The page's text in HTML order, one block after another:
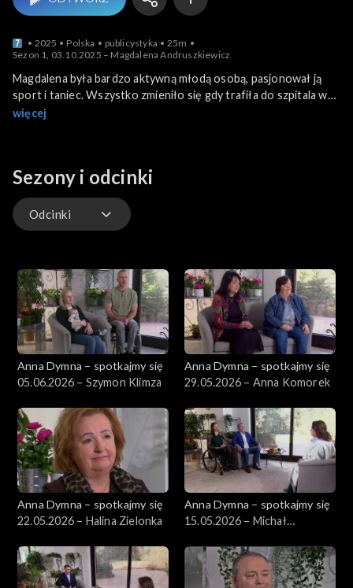
2025 Polska publicystyka
25m
Sezon 1, 03.10.2025 – Magdalena Andruszkiewicz
Magdalena była bardzo aktywną młodą osobą, pasjonował ją
sport i taniec. Wszystko zmieniło się gdy trafiła do szpitala w
niepokojącym stanie, z niezwykle mocnym bólem głowy.
mozolną walkę o powrót do sprawności.
więcej
Sezony i odcinki
Odcinki
Anna Dymna – spotkajmy się
05.06.2026 – Szymon Klimza
Anna Dymna – spotkajmy się
29.05.2026 – Anna Komorek
Anna Dymna – spotkajmy się
22.05.2026 – Halina Zielonka
Anna Dymna – spotkajmy się
15.05.2026 – Michał